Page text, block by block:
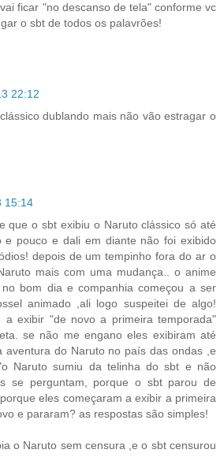
ficar "no descanso de tela" conforme vc
o sbt de todos os palavrões!
22:12
dublando mais não vão estragar o
15:14
que o sbt exibiu o Naruto clássico só até
e pouco e dali em diante não foi exibido
depois de um tempinho fora do ar o
mais com uma mudança.. o anime
bom dia e companhia começou a ser
animado ,ali logo suspeitei de algo!
a exibir "de novo a primeira temporada"
se não me engano eles exibiram até
aventura do Naruto no país das ondas ,e
Naruto sumiu da telinha do sbt e não
se perguntam, porque o sbt parou de
eles começaram a exibir a primeira
e pararam? as respostas são simples!
o Naruto sem censura ,e o sbt censurou